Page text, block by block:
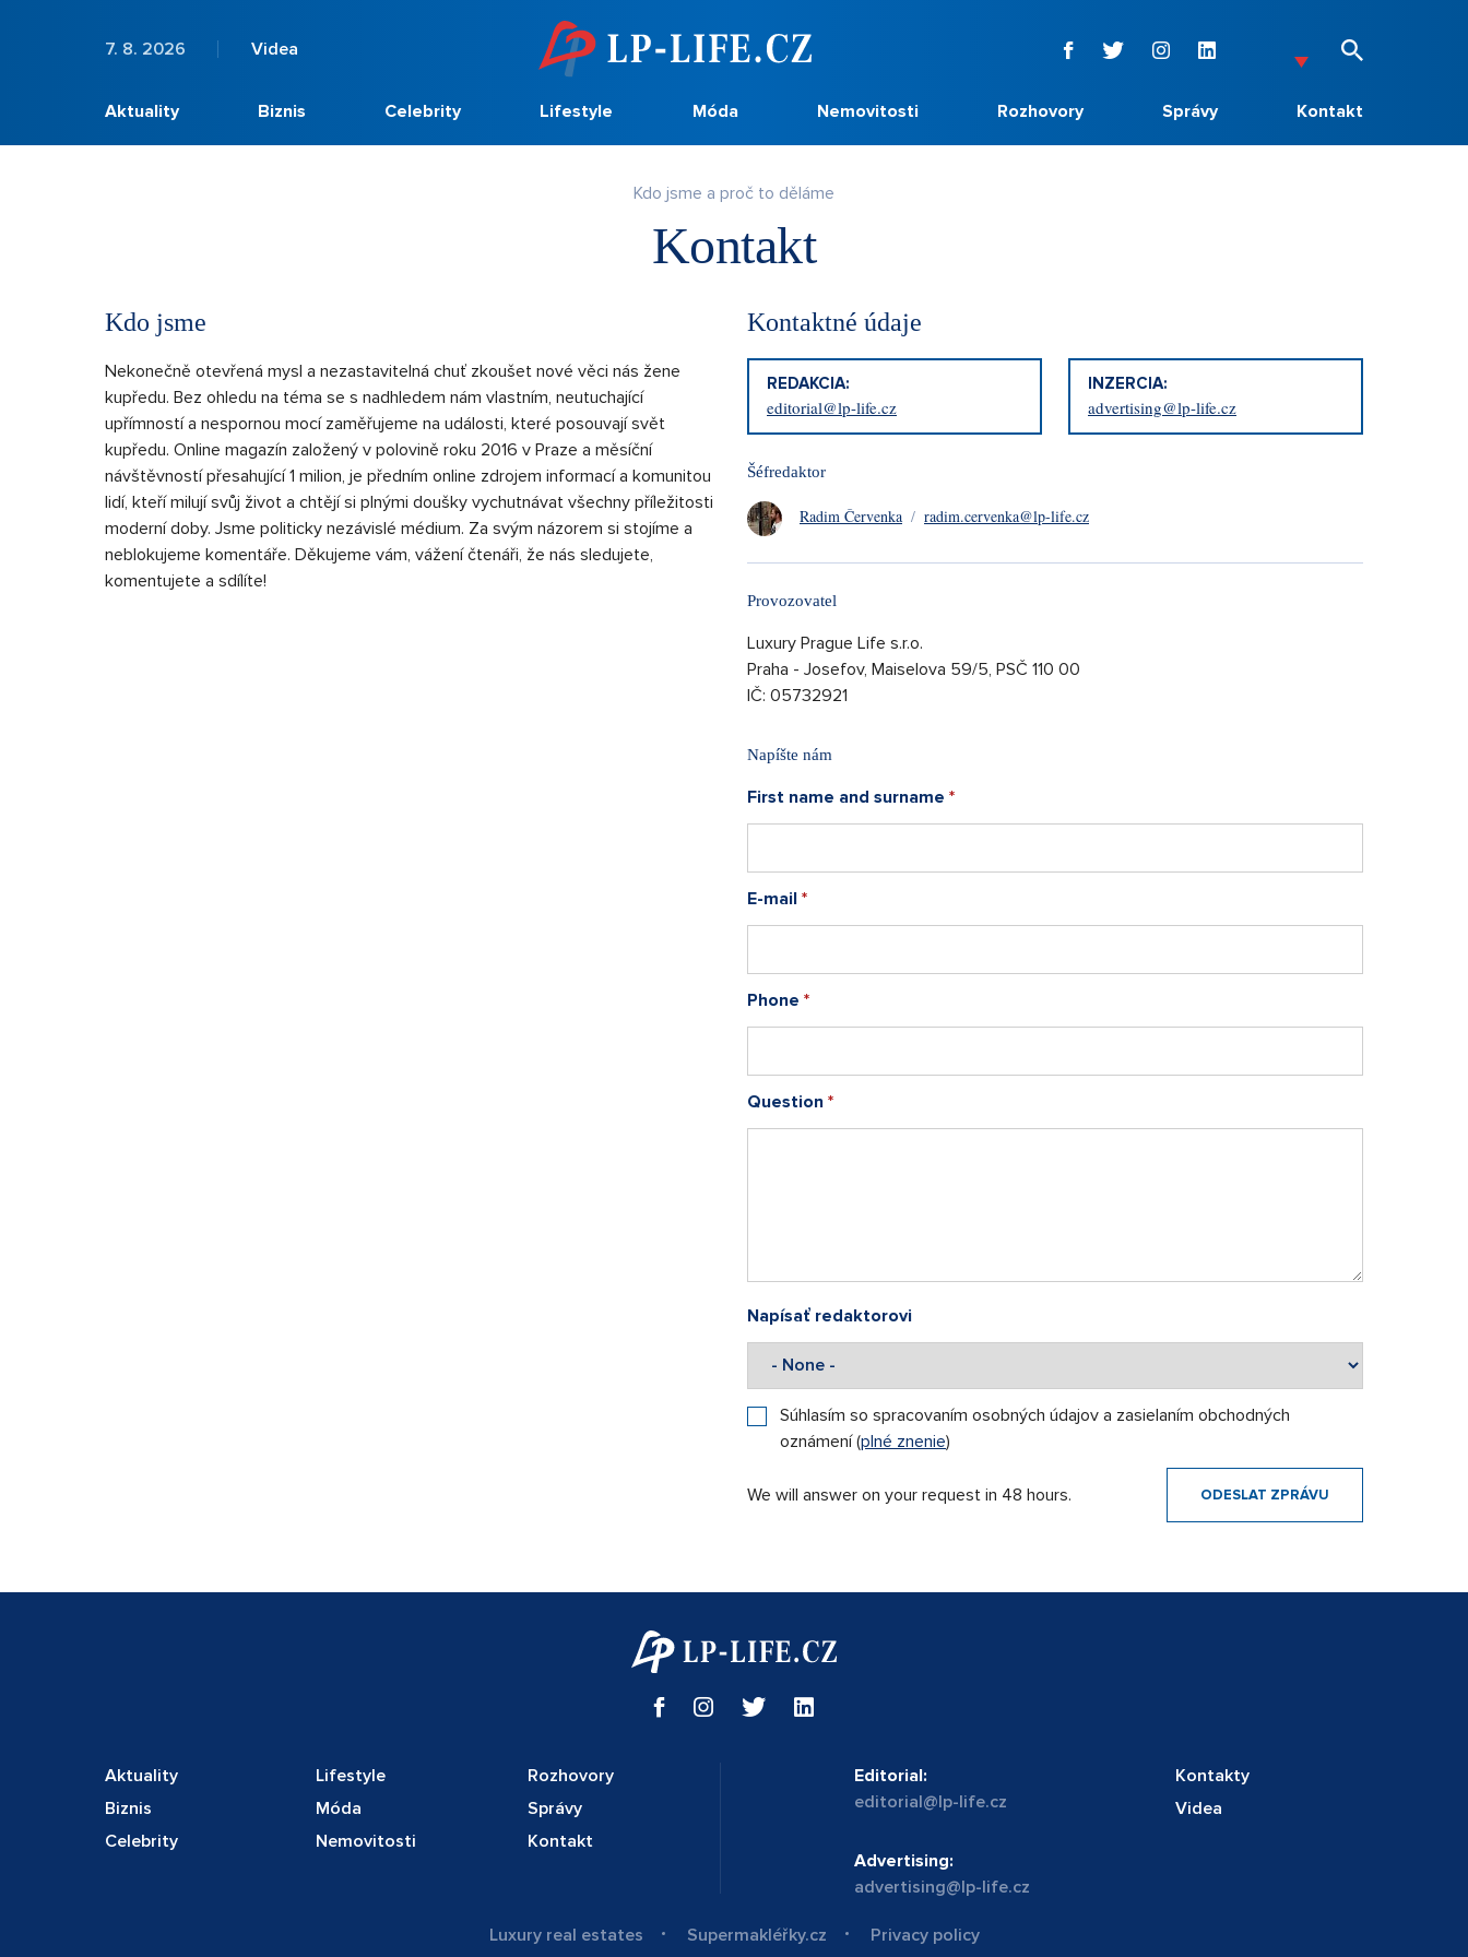
7. 8. 2026 Videa
Aktuality Biznis Celebrity Lifestyle Móda Nemovitosti Rozhovory Správy Kontakt
Kdo jsme a proč to děláme
Kontakt
Kdo jsme
Nekonečně otevřená mysl a nezastavitelná chuť zkoušet nové věci nás žene
kupředu. Bez ohledu na téma se s nadhledem nám vlastním, neutuchající
upřímností a nespornou mocí zaměřujeme na události, které posouvají svět
kupředu. Online magazín založený v polovině roku 2016 v Praze a měsíční
návštěvností přesahující 1 milion, je předním online zdrojem informací a komunitou
lidí, kteří milují svůj život a chtějí si plnými doušky vychutnávat všechny příležitosti
moderní doby. Jsme politicky nezávislé médium. Za svým názorem si stojíme a
neblokujeme komentáře. Děkujeme vám, vážení čtenáři, že nás sledujete,
komentujete a sdílíte!
Kontaktné údaje
REDAKCIA:
editorial@lp-life.cz
INZERCIA:
advertising@lp-life.cz
Šéfredaktor
Radim Červenka / radim.cervenka@lp-life.cz
Provozovatel
Luxury Prague Life s.r.o.
Praha - Josefov, Maiselova 59/5, PSČ 110 00
IČ: 05732921
Napíšte nám
First name and surname *
E-mail *
Phone *
Question *
We will answer on your request in 48 hours.
Napísať redaktorovi
Súhlasím so spracovaním osobných údajov a zasielaním obchodných
oznámení (plné znenie)
Aktuality
Biznis
Celebrity
Lifestyle
Móda
Nemovitosti
Rozhovory
Správy
Kontakt
Editorial:
editorial@lp-life.cz
Advertising:
advertising@lp-life.cz
Kontakty
Videa
Luxury real estates Supermakléřky.cz Privacy policy